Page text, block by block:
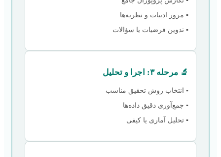
▪️ مرور ادبیات و نظریه‌ها
▪️ تدوین فرضیات یا سؤالات
🔬 مرحله ۳: اجرا و تحلیل
▪️ انتخاب روش تحقیق مناسب
▪️ جمع‌آوری دقیق داده‌ها
▪️ تحلیل آماری یا کیفی